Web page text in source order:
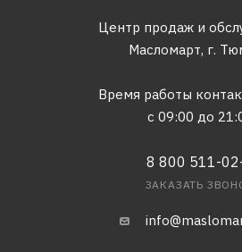
Центр продаж и
Масломарт, г.
Время работы
с 09:00 до
8 800 511-
ЗАКАЗАТЬ